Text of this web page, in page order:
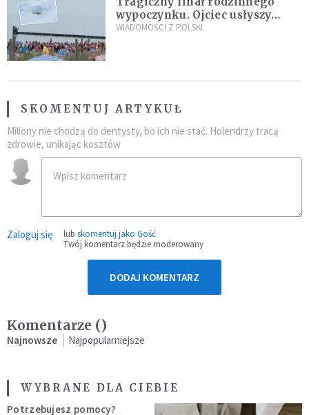
wypoczynku. Ojciec usłyszy
zarzuty
WIADOMOŚCI Z POLSKI
SKOMENTUJ ARTYKUŁ
Miliony nie chodzą do dentysty, bo ich nie stać. Holendrzy tracą
zdrowie, unikając kosztów
Zaloguj się lub skomentuj jako Gość
Twój komentarz będzie moderowany
DODAJ KOMENTARZ
Komentarze ()
Najnowsze Najpopularniejsze
WYBRANE DLA CIEBIE
Potrzebujesz pomocy?